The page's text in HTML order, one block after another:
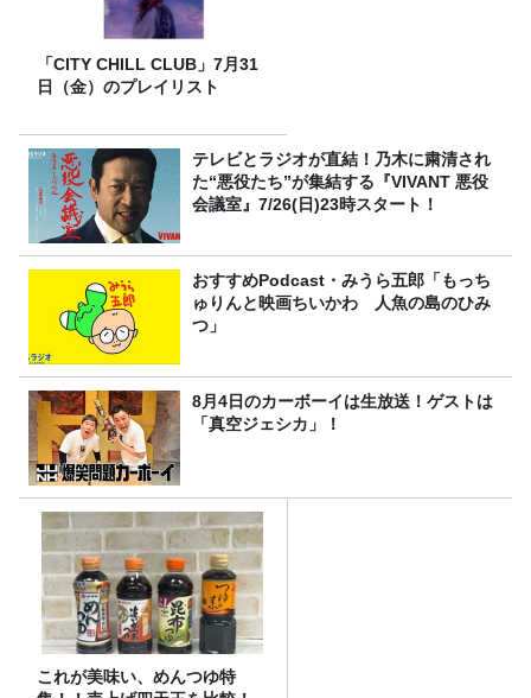
「CITY CHILL CLUB」7月31
日（金）のプレイリスト
テレビとラジオが直結！乃木に粛清され
た“悪役たち”が集結する『VIVANT 悪役
会議室』7/26(日)23時スタート！
おすすめPodcast・みうら五郎「もっち
ゅりんと映画ちいかわ 人魚の島のひみ
つ」
8月4日のカーボーイは生放送！ゲストは
「真空ジェシカ」！
これが美味い、めんつゆ特